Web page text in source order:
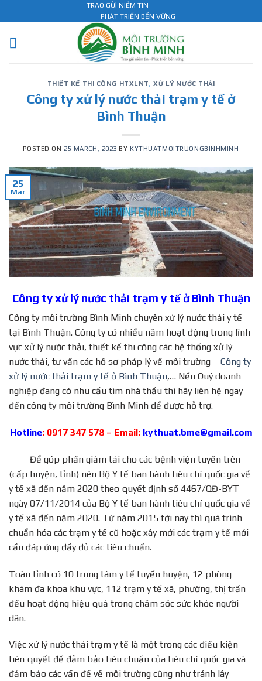
to
content
TRAO GỬI NIỀM TIN
PHÁT TRIỂN BỀN VỮNG
THIẾT KẾ THI CÔNG HTXLNT,XỬ LÝ NƯỚC THẢI
Công ty xử lý nước thải trạm y tế ở
Bình Thuận
POSTED ON 25 MARCH, 2023 BY KYTHUATMOITRUONGBINHMINH
25
Mar
Công ty xử lý nước thải trạm y tế ở Bình Thuận
Công ty môi trường Bình Minh chuyên xử lý nước thải y tế
tại Bình Thuận. Công ty có nhiều năm hoạt động trong lĩnh
vực xử lý nước thải, thiết kế thi công các hệ thống xử lý
nước thải, tư vấn các hồ sơ pháp lý về môi trường – Công ty
xử lý nước thải trạm y tế ỏ Bình Thuận,… Nếu Quý doanh
nghiệp đang có nhu cầu tìm nhà thầu thì hãy liên hệ ngay
đến công ty môi trường Bình Minh để được hỗ trợ.
Hotline: 0917 347 578 – Email: kythuat.bme@gmail.com
Để góp phần giảm tải cho các bệnh viện tuyến trên
(cấp huyện, tỉnh) nên Bộ Y tế ban hành tiêu chí quốc gia về
y tế xã đến năm 2020 theo quyết định số 4467/QĐ-BYT
ngày 07/11/2014 của Bộ Y tế ban hành tiêu chí quốc gia về
y tế xã đến năm 2020. Từ năm 2015 tới nay thì quá trình
chuẩn hóa các trạm y tế cũ hoặc xây mới các trạm y tế mới
cần đáp ứng đầy đủ các tiêu chuẩn.
Toàn tỉnh có 10 trung tâm y tế tuyến huyện, 12 phòng
khám đa khoa khu vực, 112 trạm y tế xã, phường, thị trấn
đều hoạt động hiệu quả trong chăm sóc sức khỏe người
dân.
Việc xử lý nước thải trạm y tế là một trong các điều kiện
tiên quyết để đảm bảo tiêu chuẩn của tiêu chí quốc gia và
đảm bảo các vấn đề về môi trường cũng như tránh lây